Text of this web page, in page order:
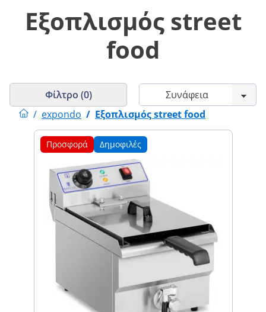
Εξοπλισμός street
food
/ expondo / Εξοπλισμός street food
Φίλτρο (0)
Προσφορά Δημοφιλές